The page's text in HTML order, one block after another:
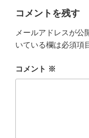
コメントを残す
メールアドレスが公
いている欄は必須項
コメント ※